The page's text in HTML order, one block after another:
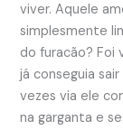
viver. Aquele
simplesmente
do furacão? Foi
já conseguia
vezes via ele
na garganta e